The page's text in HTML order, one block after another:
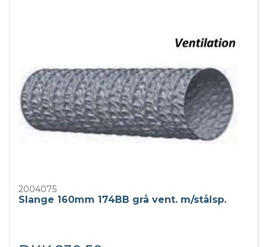
2004075
Slange 160mm 174BB grå vent. m/stålsp.